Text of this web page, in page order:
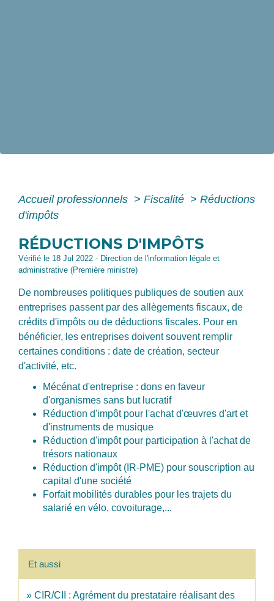
Accueil professionnels > Fiscalité > Réductions
d'impôts
RÉDUCTIONS D'IMPÔTS
Vérifié le 18 Jul 2022 - Direction de l'information légale et
administrative (Première ministre)
De nombreuses politiques publiques de soutien aux
entreprises passent par des allègements fiscaux, de
crédits d'impôts ou de déductions fiscales. Pour en
bénéficier, les entreprises doivent souvent remplir
certaines conditions : date de création, secteur
d'activité, etc.
Mécénat d'entreprise : dons en faveur
d'organismes sans but lucratif
Réduction d'impôt pour l'achat d'œuvres d'art et
d'instruments de musique
Réduction d'impôt pour participation à l'achat de
trésors nationaux
Réduction d'impôt (IR-PME) pour souscription au
capital d'une société
Forfait mobilités durables pour les trajets du
salarié en vélo, covoiturage,...
Et aussi
CIR/CII : Agrément du prestataire réalisant des